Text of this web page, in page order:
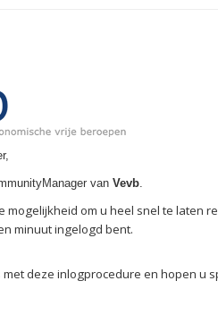
van Vevb.
mogelijkheid om u heel snel te laten
minuut ingelogd bent.
met deze inlogprocedure en hopen